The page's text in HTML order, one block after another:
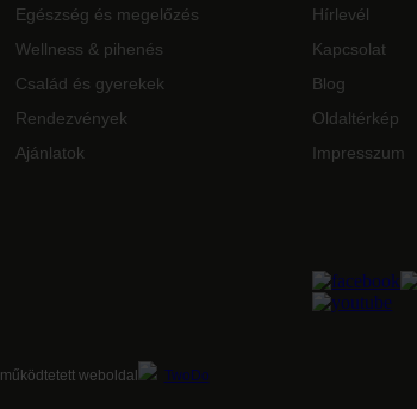
Egészség és megelőzés
Wellness & pihenés
Család és gyerekek
Rendezvények
Ajánlatok
Hírlevél
Kapcsolat
Blog
Oldaltérkép
Impresszum
weboldal